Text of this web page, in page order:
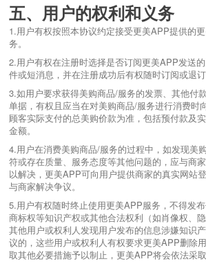
五、用户的权利和义务
1.用户有权按照本协议约定接受更美APP提供的
务。
2.用户有权在注册时选择是否订阅更美APP发送
件或短消息，并在注册成功后有权随时订阅或退订
3.如用户要求获得美购商品/服务的发票、其他付
单据，有权且应当在对美购商品/服务进行消费时
顾客实际支付的总美购价款为准，包括预付款及
金额。
4.用户在消费美购商品/服务的过程中，如发现美
符或存在质量、服务态度等其他问题的，应与商
以解决，更美APP可向用户提供商家的真实网站
与商家解决争议。
5.用户有权随时终止使用更美APP服务，不得发布
商标权等知识产权或其他合法权利（如肖像权、
其他用户或权利人发现用户发布的信息涉嫌知识
议的，这些用户或权利人有权要求更美APP删除
取其他必要措施予以制止，更美APP将会依法采取